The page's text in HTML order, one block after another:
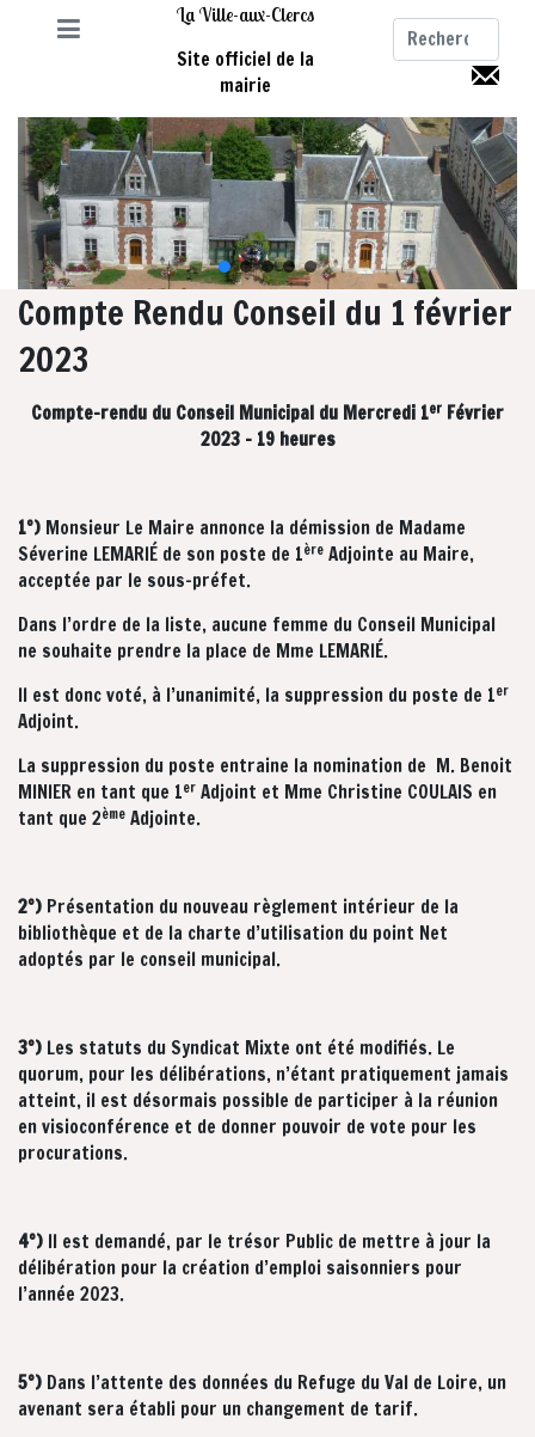
La Ville-aux-Clercs
Site officiel de la
mairie
Compte Rendu Conseil du 1 février
2023
Compte-rendu du Conseil Municipal du Mercredi 1er Février
2023 – 19 heures
1°) Monsieur Le Maire annonce la démission de Madame
Séverine LEMARIÉ de son poste de 1ère Adjointe au Maire,
acceptée par le sous-préfet.
Dans l’ordre de la liste, aucune femme du Conseil Municipal
ne souhaite prendre la place de Mme LEMARIÉ.
Il est donc voté, à l’unanimité, la suppression du poste de 1er
Adjoint.
La suppression du poste entraine la nomination de M. Benoit
MINIER en tant que 1er Adjoint et Mme Christine COULAIS en
tant que 2ème Adjointe.
2°) Présentation du nouveau règlement intérieur de la
bibliothèque et de la charte d’utilisation du point Net
adoptés par le conseil municipal.
3°) Les statuts du Syndicat Mixte ont été modifiés. Le
quorum, pour les délibérations, n’étant pratiquement jamais
atteint, il est désormais possible de participer à la réunion
en visioconférence et de donner pouvoir de vote pour les
procurations.
4°) Il est demandé, par le trésor Public de mettre à jour la
délibération pour la création d’emploi saisonniers pour
l’année 2023.
5°) Dans l’attente des données du Refuge du Val de Loire, un
avenant sera établi pour un changement de tarif.